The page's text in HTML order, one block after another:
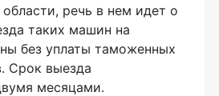
речь в нем идет о
таких машин на
без уплаты таможенных
Срок выезда
месяцами.